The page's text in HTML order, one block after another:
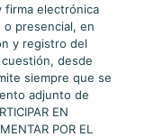
firma electrónica
o presencial, en
y registro del
desde
siempre que se
adjunto de
EN
POR EL